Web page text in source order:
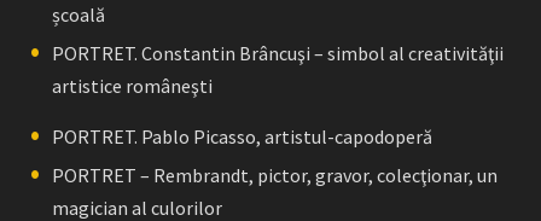
școală
PORTRET. Constantin Brâncuşi – simbol al creativităţii
artistice româneşti
PORTRET. Pablo Picasso, artistul-capodoperă
PORTRET – Rembrandt, pictor, gravor, colecţionar, un
magician al culorilor